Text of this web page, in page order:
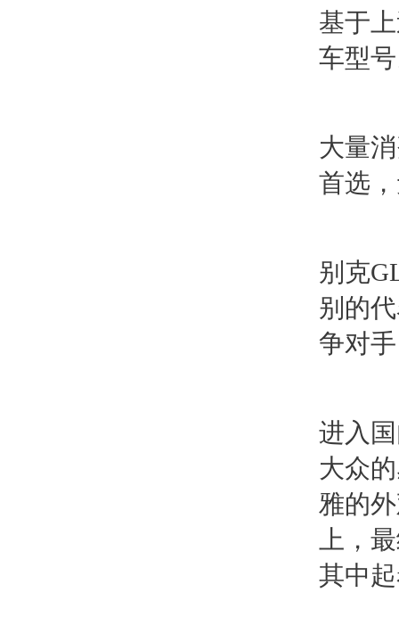
基于
车型
大量
首选
别克
别的
争对
进入
大众
雅的
上，
其中